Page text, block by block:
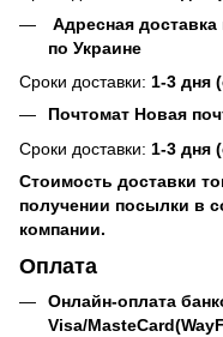
Адресная
по Украине
Сроки доставки: 1-3 дня
Почтомат Новая
Сроки доставки: 1-3 дня
Стоимость доставки
получении посылки в
компании.
Оплата
Онлайн-оплата
Visa/